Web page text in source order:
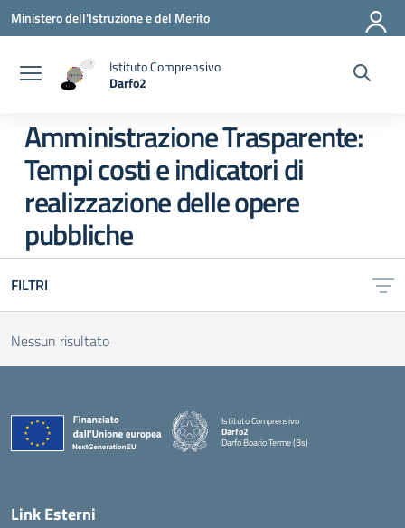
Vai ai contenuti
Vai al menu di navigazione
Vai al footer
Ministero dell'Istruzione e del Merito
Istituto Comprensivo
Darfo2
Amministrazione Trasparente:
Tempi costi e indicatori di
realizzazione delle opere
pubbliche
FILTRI
Nessun risultato
Istituto Comprensivo
Darfo2
Darfo Boario Terme (Bs)
Link Esterni